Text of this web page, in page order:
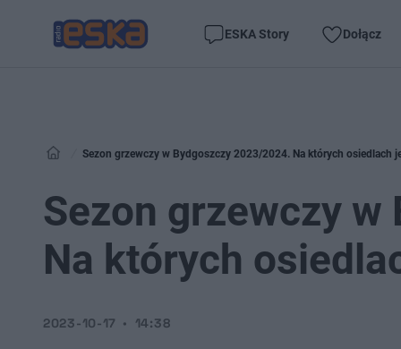
ESKA Story Dołącz
Sezon grzewczy w Bydgoszczy 2023/2024. Na których osiedlach
Sezon grzewczy
Na których
2023-10-17 14:38